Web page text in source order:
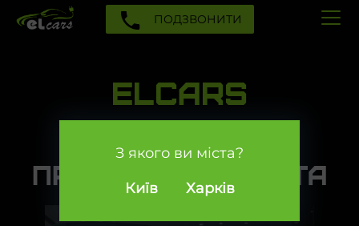
ПОДЗВОНИТИ
З якого ви міста?
Київ
Харків
ELCARS
ПРЕМІУМ СЕГМЕНТА